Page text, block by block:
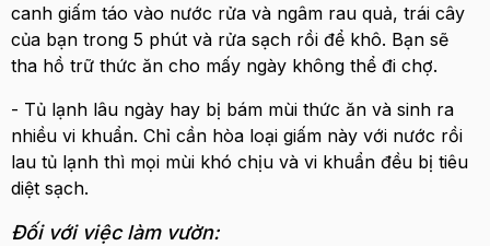
canh giấm táo vào nước rửa và ngâm rau quả, trái cây
của bạn trong 5 phút và rửa sạch rồi để khô. Bạn sẽ
tha hồ trữ thức ăn cho mấy ngày không thể đi chợ.
- Tủ lạnh lâu ngày hay bị bám mùi thức ăn và sinh ra
nhiều vi khuẩn. Chỉ cần hòa loại giấm này với nước rồi
lau tủ lạnh thì mọi mùi khó chịu và vi khuẩn đều bị tiêu
diệt sạch.
Đối với việc làm vườn: